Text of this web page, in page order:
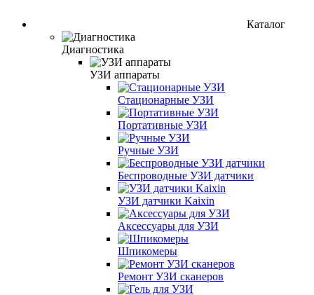
Каталог
Диагностика
УЗИ аппараты
Стационарные УЗИ
Портативные УЗИ
Ручные УЗИ
Беспроводные УЗИ датчики
УЗИ датчики Kaixin
Аксессуары для УЗИ
Шпикомеры
Ремонт УЗИ сканеров